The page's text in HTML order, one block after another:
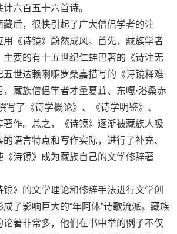
六百五十六首诗。
后，很快引起了广大僧侣学者的注
用《诗镜》蔚然成风。首先，藏族学者
要的有十五世纪仁蚌巴著的《诗注无
世达赖喇嘛罗桑嘉措写的《诗镜释难·
藏族僧侣学者才量夏茸、东嘎·洛桑赤
写了《诗学概论》、《诗学明鉴》、
著作。总之，《诗镜》逐渐被藏族人吸
语言特点和写作实际，进行了补充、
《诗镜》成为藏族自己的文学修辞著
的文学理论和修辞手法进行文学创
了影响巨大的“年阿体”诗歌流派。藏族
论著非常多，他们在书中举的例子不仅